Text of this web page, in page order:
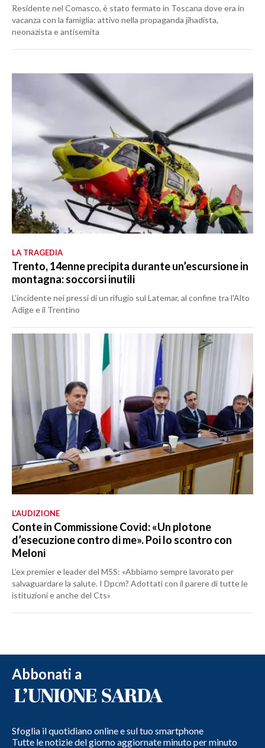
Residente nel Comasco, è stato fermato in Toscana dove era in
vacanza con la famiglia: attivo nella propaganda jihadista,
neonazista e antisemita
LA TRAGEDIA
Trento, 14enne precipita durante un’escursione in
montagna: soccorsi inutili
L’incidente nei pressi di un rifugio sul Latemar, al confine tra l'Alto
Adige e il Trentino
L’AUDIZIONE
Conte in Commissione Covid: «Un plotone
d’esecuzione contro di me». Poi lo scontro con
Meloni
L’ex premier e leader del M5S: «Abbiamo sempre lavorato per
salvaguardare la salute. I Dpcm? Adottati con il parere di tutte le
istituzioni e anche del Cts»
Abbonati a
Sfoglia il quotidiano online e sul tuo smartphone
Tutte le notizie del giorno aggiornate minuto per minuto